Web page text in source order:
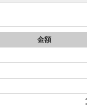
金額